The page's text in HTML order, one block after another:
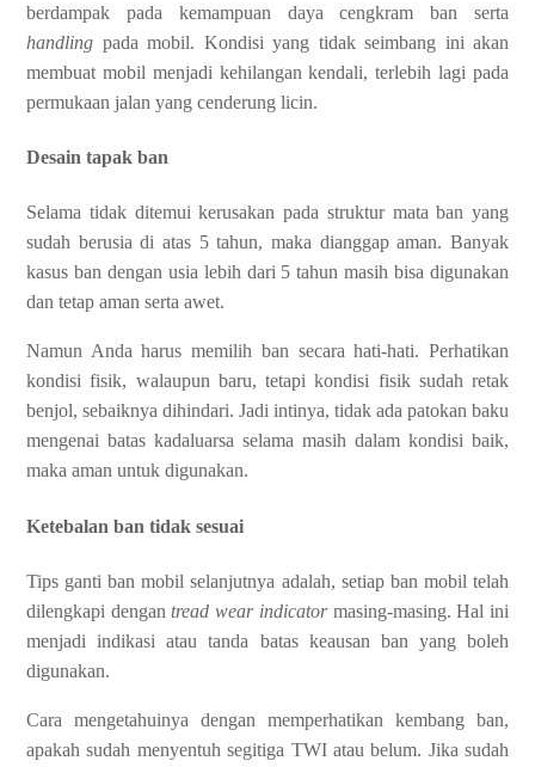
berdampak pada kemampuan daya cengkram ban serta
handling pada mobil. Kondisi yang tidak seimbang ini akan
membuat mobil menjadi kehilangan kendali, terlebih lagi pada
permukaan jalan yang cenderung licin.
Desain tapak ban
Selama tidak ditemui kerusakan pada struktur mata ban yang
sudah berusia di atas 5 tahun, maka dianggap aman. Banyak
kasus ban dengan usia lebih dari 5 tahun masih bisa digunakan
dan tetap aman serta awet.
Namun Anda harus memilih ban secara hati-hati. Perhatikan
kondisi fisik, walaupun baru, tetapi kondisi fisik sudah retak
benjol, sebaiknya dihindari. Jadi intinya, tidak ada patokan baku
mengenai batas kadaluarsa selama masih dalam kondisi baik,
maka aman untuk digunakan.
Ketebalan ban tidak sesuai
Tips ganti ban mobil selanjutnya adalah, setiap ban mobil telah
dilengkapi dengantread wear indicatormasing-masing. Hal ini
menjadi indikasi atau tanda batas keausan ban yang boleh
digunakan.
Cara mengetahuinya dengan memperhatikan kembang ban,
apakah sudah menyentuh segitiga TWI atau belum. Jika sudah